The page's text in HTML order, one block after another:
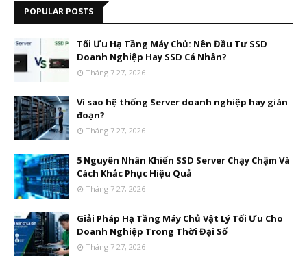
POPULAR POSTS
Tối Ưu Hạ Tầng Máy Chủ: Nên Đầu Tư SSD
Doanh Nghiệp Hay SSD Cá Nhân?
Tháng 7 27, 2026
Vì sao hệ thống Server doanh nghiệp hay gián
đoạn?
Tháng 7 27, 2026
5 Nguyên Nhân Khiến SSD Server Chạy Chậm Và
Cách Khắc Phục Hiệu Quả
Tháng 7 27, 2026
Giải Pháp Hạ Tầng Máy Chủ Vật Lý Tối Ưu Cho
Doanh Nghiệp Trong Thời Đại Số
Tháng 7 27, 2026